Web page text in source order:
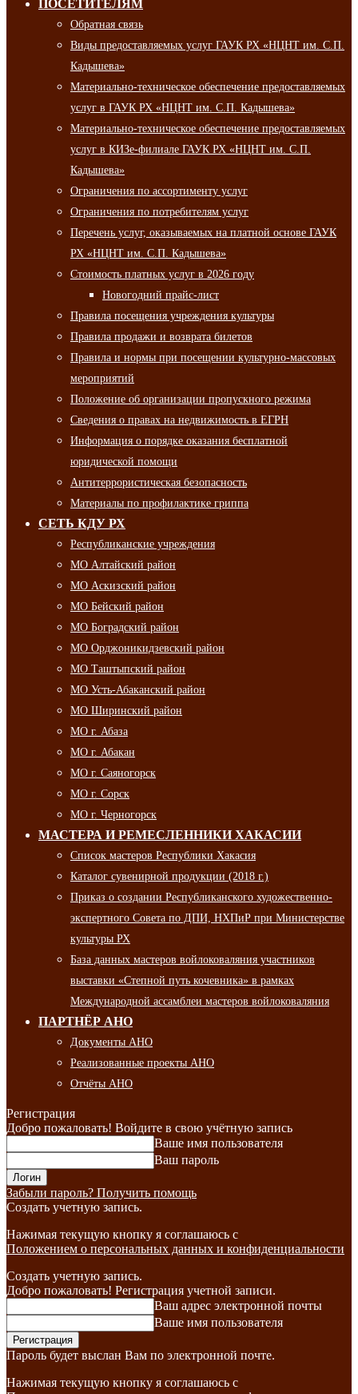
ПОСЕТИТЕЛЯМ
Обратная связь
Виды предоставляемых услуг ГАУК РХ «НЦНТ им. С.П.
Кадышева»
Материально-техническое обеспечение предоставляемых
услуг в ГАУК РХ «НЦНТ им. С.П. Кадышева»
Материально-техническое обеспечение предоставляемых
услуг в КИЗе-филиале ГАУК РХ «НЦНТ им. С.П.
Кадышева»
Ограничения по ассортименту услуг
Ограничения по потребителям услуг
Перечень услуг, оказываемых на платной основе ГАУК
РХ «НЦНТ им. С.П. Кадышева»
Стоимость платных услуг в 2026 году
Новогодний прайс-лист
Правила посещения учреждения культуры
Правила продажи и возврата билетов
Правила и нормы при посещении культурно-массовых
мероприятий
Положение об организации пропускного режима
Сведения о правах на недвижимость в ЕГРН
Информация о порядке оказания бесплатной
юридической помощи
Антитеррористическая безопасность
Материалы по профилактике гриппа
СЕТЬ КДУ РХ
Республиканские учреждения
МО Алтайский район
МО Аскизский район
МО Бейский район
МО Боградский район
МО Орджоникидзевский район
МО Таштыпский район
МО Усть-Абаканский район
МО Ширинский район
МО г. Абаза
МО г. Абакан
МО г. Саяногорск
МО г. Сорск
МО г. Черногорск
МАСТЕРА И РЕМЕСЛЕННИКИ ХАКАСИИ
Список мастеров Республики Хакасия
Каталог сувенирной продукции (2018 г.)
Приказ о создании Республиканского художественно-
экспертного Совета по ДПИ, НХПиР при Министерстве
культуры РХ
База данных мастеров войлоковаляния участников
выставки «Степной путь кочевника» в рамках
Международной ассамблеи мастеров войлоковаляния
ПАРТНЁР АНО
Документы АНО
Реализованные проекты АНО
Отчёты АНО
Регистрация
Добро пожаловать! Войдите в свою учётную запись
Ваше имя пользователя
Ваш пароль
Забыли пароль? Получить помощь
Создать учетную запись.
Нажимая текущую кнопку я соглашаюсь с
Положением о персональных данных и конфиденциальности
Создать учетную запись.
Добро пожаловать! Регистрация учетной записи.
Ваш адрес электронной почты
Ваше имя пользователя
Пароль будет выслан Вам по электронной почте.
Нажимая текущую кнопку я соглашаюсь с